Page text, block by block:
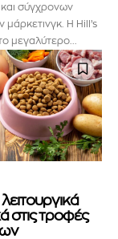
Οι
σύγχρονων
Η Hill’s
μεγαλύτερο...
στις τροφές